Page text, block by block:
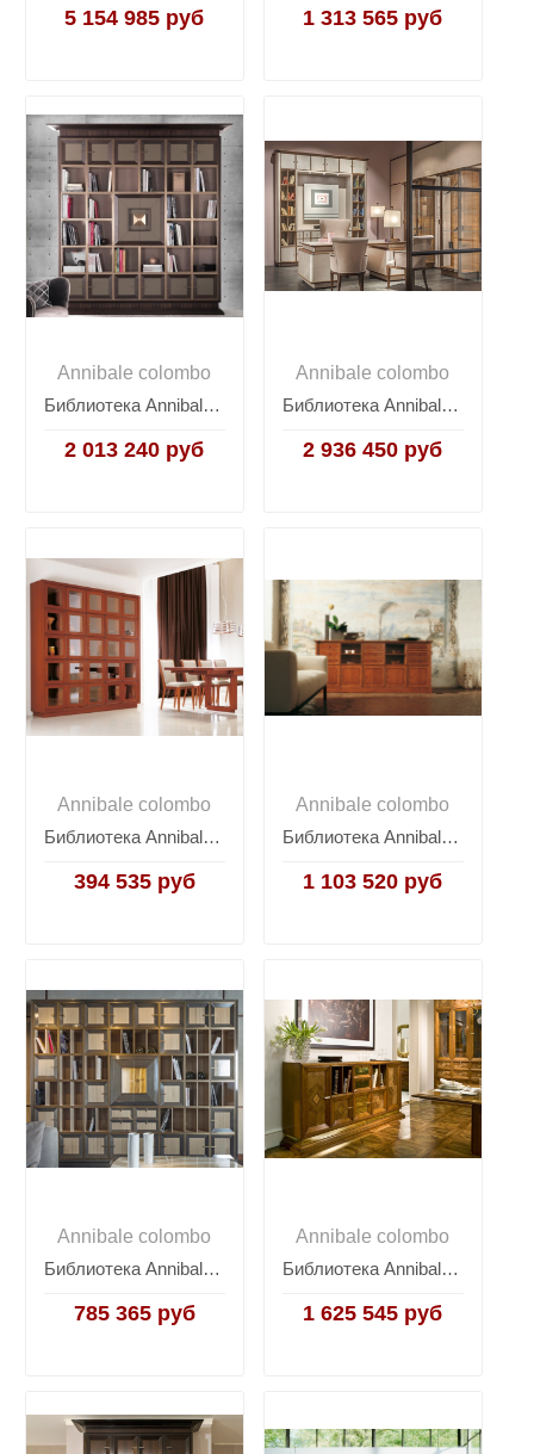
5 154 985 руб 1 313 565 руб
Annibale colombo
Библиотека Annibale Colombo Quadro L1478
2 013 240 руб
Annibale colombo
Библиотека Annibale Colombo Quadro L1729
2 936 450 руб
Annibale colombo
Библиотека Annibale Colombo Quadro W1240
394 535 руб
Annibale colombo
Библиотека Annibale Colombo Time D1215
1 103 520 руб
Annibale colombo
Библиотека Annibale Colombo Quadro W1393
785 365 руб
Annibale colombo
Библиотека Annibale Colombo Time D1479
1 625 545 руб